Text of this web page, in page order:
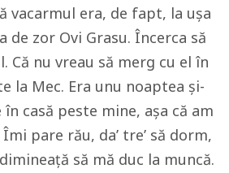
vacarmul era, de fapt, la ușa
de zor Ovi Grasu. Încerca să
Că nu vreau să merg cu el în
la Mec. Era unu noaptea și-
casă peste mine, așa că am
pare rău, da’ tre’ să dorm,
să mă duc la muncă.